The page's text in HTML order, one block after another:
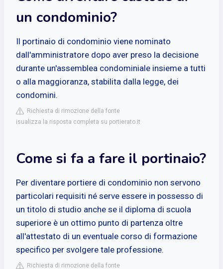
un condominio?
Il portinaio di condominio viene nominato
dall'amministratore dopo aver preso la decisione
durante un'assemblea condominiale insieme a tutti
o alla maggioranza, stabilita dalla legge, dei
condomini.
Richiesta di rimozione della fonte
isualizza la risposta completa su portierato.it
Come si fa a fare il portinaio?
Per diventare portiere di condominio non servono
particolari requisiti né serve essere in possesso di
un titolo di studio anche se il diploma di scuola
superiore è un ottimo punto di partenza oltre
all'attestato di un eventuale corso di formazione
specifico per svolgere tale professione.
Richiesta di rimozione della fonte